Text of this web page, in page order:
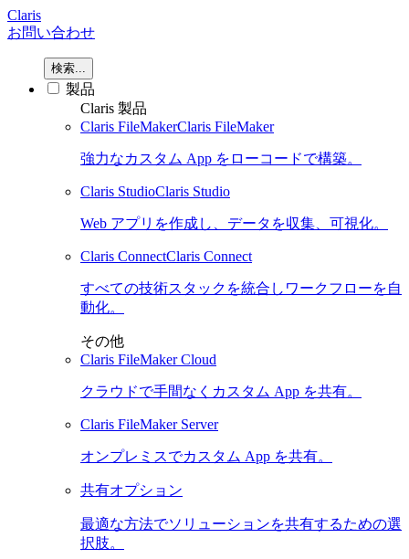
Claris
お問い合わせ
検索...
製品
Claris 製品
Claris FileMakerClaris FileMaker
強力なカスタム App をローコードで構築。
Claris StudioClaris Studio
Web アプリを作成し、データを収集、可視化。
Claris ConnectClaris Connect
すべての技術スタックを統合しワークフローを自
動化。
その他
Claris FileMaker Cloud
クラウドで手間なくカスタム App を共有。
Claris FileMaker Server
オンプレミスでカスタム App を共有。
共有オプション
最適な方法でソリューションを共有するための選
択肢。